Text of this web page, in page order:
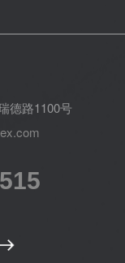
德路1100号